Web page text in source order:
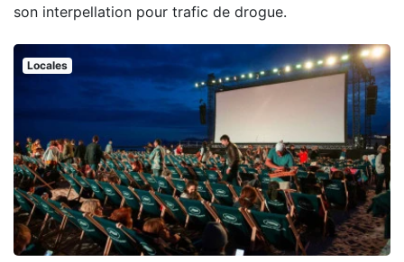
son interpellation pour trafic de drogue.
Locales